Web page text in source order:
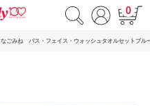
0
なごみね バス・フェイス・ウォッシュタオルセットブル